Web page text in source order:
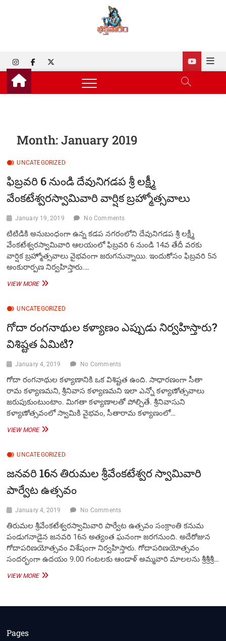
Instagram
Facebook
Twitter
Month:January 2019
UNCATEGORIZED
ఫిబ్రవరి 6 నుండి దేవునిగడప శ్రీ లక్ష్మీ
వేంకటేశ్వరస్వామివారి వార్షిక బ్రహ్మోత్సవాలు
January 19, 2019 No Comments
టిటిడికి అనుబంధంగా ఉన్న కడప నగరంలోని దేవునిగడప శ్రీ లక్ష్మీ
వేంకటేశ్వరస్వామివారి ఆలయంలో ఫిబ్రవరి 6 నుండి 14వ తేదీ వరకు
వార్షిక బ్రహ్మోత్సవాలు వైభవంగా జరుగనున్నాయి. ఇందుకోసం ఫిబ్రవరి 5న
అంకురార్పణ నిర్వహిస్తారు.…
VIEW MOREఫిబ్రవరి
దేవునిగడప
లక్ష్మీ
వార్షిక
UNCATEGORIZED
గోదా రంగనాథుల కళ్యాణం ఎప్పుడు నిర్వహిస్తారు?
విశిష్టత ఏమిటి?
January 4, 2019 No Comments
గోదా రంగనాథుల కళ్యాణానికి ఒక విశిష్టత ఉంది. సాధారణంగా సీతా
రామ కళ్యాణమని, శ్రీనివాస కళ్యాణమని ఇలా ఎన్నో కళ్యాణోత్సవాలు
జరుపుకుంటుంటాం. మిగతా కళ్యాణాలతో పోల్చితే. శ్రీనివాసుని
కళ్యాణోత్సవంలో స్వామికి వైభవం, సీతారామ కళ్యాణంలో…
VIEW MOREగోదా
ఎప్పుడు
విశిష్టత
UNCATEGORIZED
జనవరి 16న తిరుమల శ్రీవేంకటేశ్వర స్వామివారి
పార్వేట ఉత్సవం
January 4, 2019 No Comments
తిరుమల శ్రీవేంకటేశ్వరస్వామివారి పార్వేట ఉత్సవం సంక్రాంతి కనుమ
పండుగనాడైన జనవరి 16న అత్యంత ఘనంగా జరగనుంది. అదేరోజున
గోదాపరిణయోత్సవం విశేషంగా నిర్వహిస్తారు. గోదాపరిణయోత్సవం
సంద‌ర్భంగా ఉద‌యం 9.00 గంట‌ల‌కు ఆండాళ్ అమ్మ‌వారి మాల‌ల‌ను శ్రీ‌శ్రీ‌శ్రీ…
VIEW MOREజనవరి
Pages